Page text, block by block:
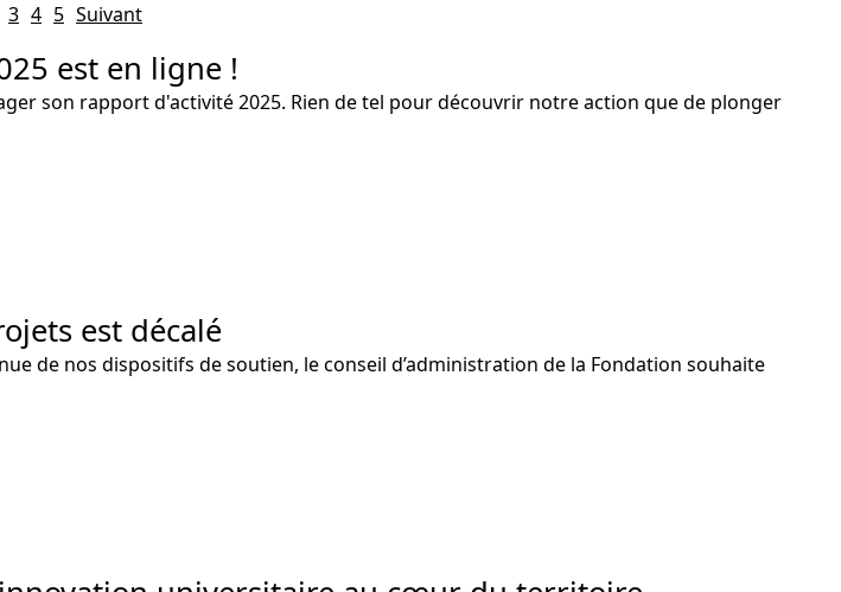
3 4 5 Suivant
est en ligne !
son rapport d'activité 2025. Rien de tel pour découvrir notre action que de plonger
est décalé
de nos dispositifs de soutien, le conseil d’administration de la Fondation souhaite